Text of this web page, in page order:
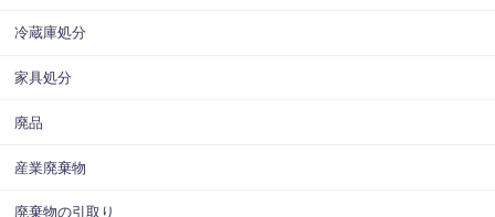
冷蔵庫処分
家具処分
廃品
産業廃棄物
廃棄物の引取り